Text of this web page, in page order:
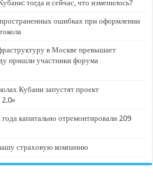
тогда и сейчас, что изменилось?
ошибках при оформлении
в Москве превышает
пришли участники форума
Кубани запустят проект
2.0»
капитально отремонтировали 209
страховую компанию